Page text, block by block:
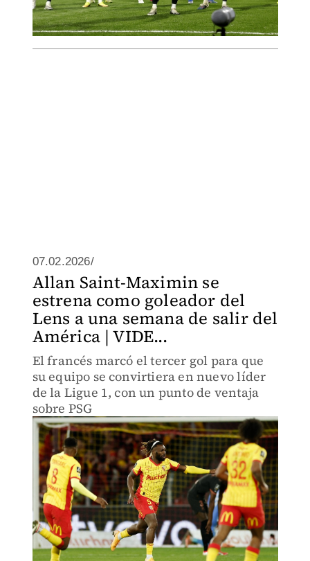
07.02.2026/
Allan Saint-Maximin se
estrena como goleador del
Lens a una semana de salir del
América | VIDE...
El francés marcó el tercer gol para que
su equipo se convirtiera en nuevo líder
de la Ligue 1, con un punto de ventaja
sobre PSG